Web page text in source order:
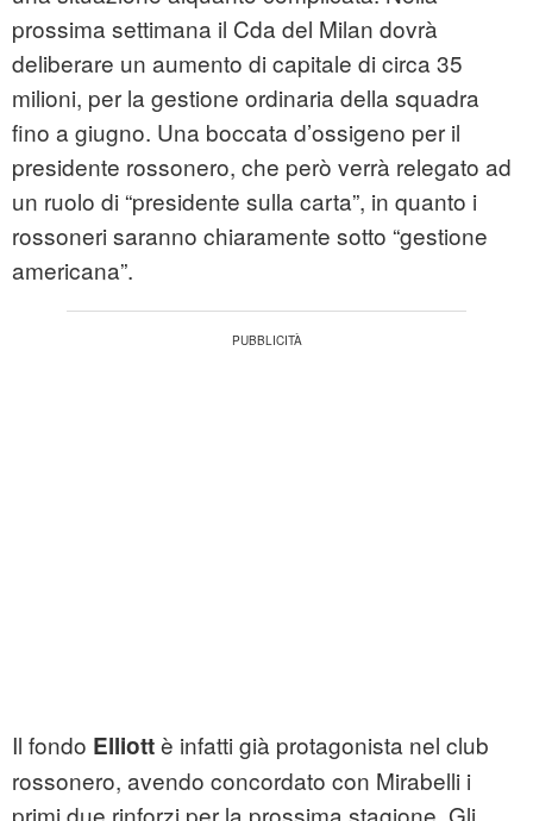
prossima settimana il Cda del Milan dovrà
deliberare un aumento di capitale di circa 35
milioni, per la gestione ordinaria della squadra
fino a giugno. Una boccata d’ossigeno per il
presidente rossonero, che però verrà relegato ad
un ruolo di “presidente sulla carta”, in quanto i
rossoneri saranno chiaramente sotto “gestione
americana”.
Il fondo Elliottè infatti già protagonista nel club
rossonero, avendo concordato con Mirabelli i